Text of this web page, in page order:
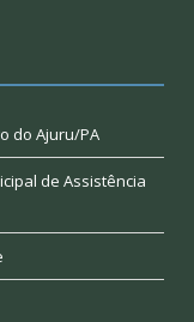
do Ajuru/PA
de Assistência